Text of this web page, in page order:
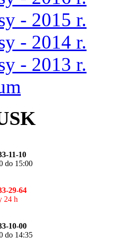
- 2015 r.
- 2014 r.
- 2013 r.
11-10
do 15:00
29-64
24 h
10-00
do 14:35